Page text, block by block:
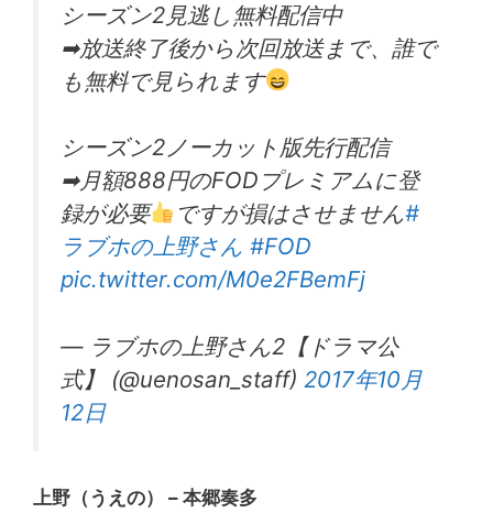
シーズン2見逃し無料配信中
➡︎放送終了後から次回放送まで、誰で
も無料で見られます
シーズン2ノーカット版先行配信
➡︎月額888円のFODプレミアムに登
録が必要
ですが損はさせません#
ラブホの上野さん #FOD
pic.twitter.com/M0e2FBemFj
— ラブホの上野さん2【ドラマ公
式】 (@uenosan_staff) 2017年10月
12日
上野（うえの） – 本郷奏多